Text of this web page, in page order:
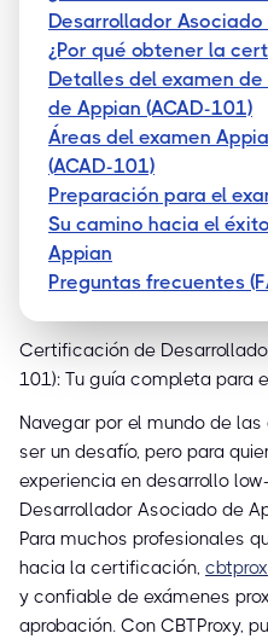
Desarrollador Asociado
¿Por qué obtener la
Detalles del examen
de Appian (ACAD-101)
Áreas del examen
(ACAD-101)
Preparación para el
Su camino hacia el
Appian
Preguntas frecuentes
Certificación de
101): Tu guía completa para
Navegar por el mundo de
ser un desafío, pero para
experiencia en desarrollo
Desarrollador Asociado de
Para muchos profesionales
hacia la certificación,
y confiable de exámenes
aprobación. Con CBTProxy,